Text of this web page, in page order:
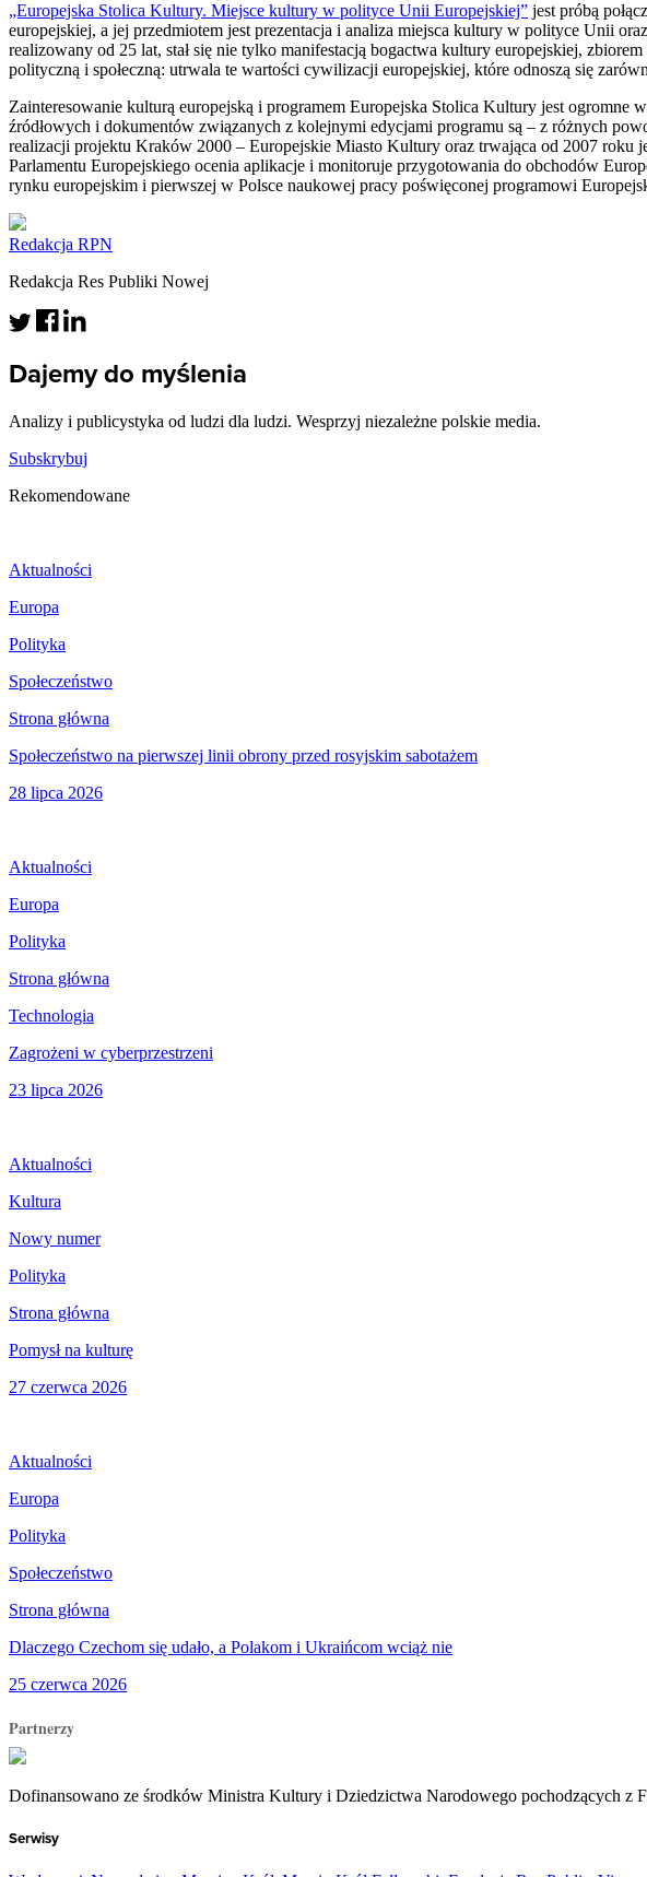
„Europejska Stolica Kultury. Miejsce kultury w polityce Unii Europejskiej” jest próbą
europejskiej, a jej przedmiotem jest prezentacja i analiza miejsca kultury w polityce Unii
realizowany od 25 lat, stał się nie tylko manifestacją bogactwa kultury europejskiej,
polityczną i społeczną: utrwala te wartości cywilizacji europejskiej, które odnoszą się
Zainteresowanie kulturą europejską i programem Europejska Stolica Kultury jest ogromne
źródłowych i dokumentów związanych z kolejnymi edycjami programu są – z różnych
realizacji projektu Kraków 2000 – Europejskie Miasto Kultury oraz trwająca od 2007 roku
Parlamentu Europejskiego ocenia aplikacje i monitoruje przygotowania do obchodów
rynku europejskim i pierwszej w Polsce naukowej pracy poświęconej programowi
Redakcja RPN
Redakcja Res Publiki Nowej
Dajemy do myślenia
Analizy i publicystyka od ludzi dla ludzi. Wesprzyj niezależne polskie media.
Subskrybuj
Rekomendowane
Aktualności
Europa
Polityka
Społeczeństwo
Strona główna
Społeczeństwo na pierwszej linii obrony przed rosyjskim sabotażem
28 lipca 2026
Aktualności
Europa
Polityka
Strona główna
Technologia
Zagrożeni w cyberprzestrzeni
23 lipca 2026
Aktualności
Kultura
Nowy numer
Polityka
Strona główna
Pomysł na kulturę
27 czerwca 2026
Aktualności
Europa
Polityka
Społeczeństwo
Strona główna
Dlaczego Czechom się udało, a Polakom i Ukraińcom wciąż nie
25 czerwca 2026
Partnerzy
Dofinansowano ze środków Ministra Kultury i Dziedzictwa Narodowego pochodzących z
Serwisy